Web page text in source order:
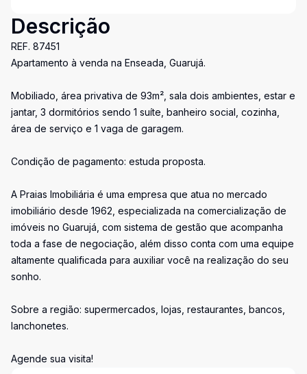
Descrição
REF. 87451
Apartamento à venda na Enseada, Guarujá.
Mobiliado, área privativa de 93m², sala dois ambientes, estar e
jantar, 3 dormitórios sendo 1 suíte, banheiro social, cozinha,
área de serviço e 1 vaga de garagem.
Condição de pagamento: estuda proposta.
A Praias Imobiliária é uma empresa que atua no mercado
imobiliário desde 1962, especializada na comercialização de
imóveis no Guarujá, com sistema de gestão que acompanha
toda a fase de negociação, além disso conta com uma equipe
altamente qualificada para auxiliar você na realização do seu
sonho.
Sobre a região: supermercados, lojas, restaurantes, bancos,
lanchonetes.
Agende sua visita!